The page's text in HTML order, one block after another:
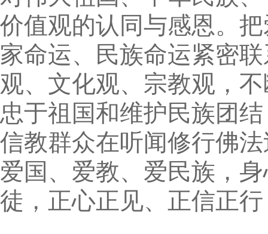
价值观的认同与感恩。
家命运、民族命运紧密
观、文化观、宗教观，
忠于祖国和维护民族团
信教群众在听闻修行佛
爱国、爱教、爱民族，
徒，正心正见、正信正